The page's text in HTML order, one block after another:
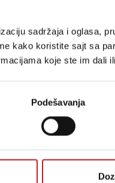
sadržaja i oglasa,
kako koristite sajt sa
koje ste im dali
Podešavanja
Bronze (CuSn6)
Polyamide (PA 6 30 % GR)
Complies with IEC 68-2-20
-30 °C to +80 °C